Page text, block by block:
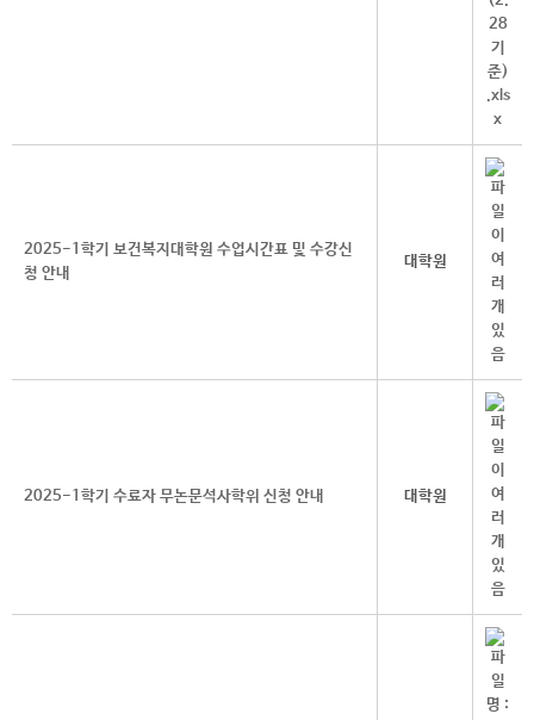
2025-1학기 보건복지대학원 수업시간표 및 수강신
청 안내
대학원
2025-1학기 수료자 무논문석사학위 신청 안내 대학원